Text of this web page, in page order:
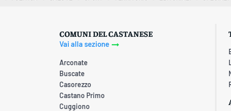
COMUNI DEL CASTANESE
Vai alla sezione
Arconate
Buscate
Casorezzo
Castano Primo
Cuggiono